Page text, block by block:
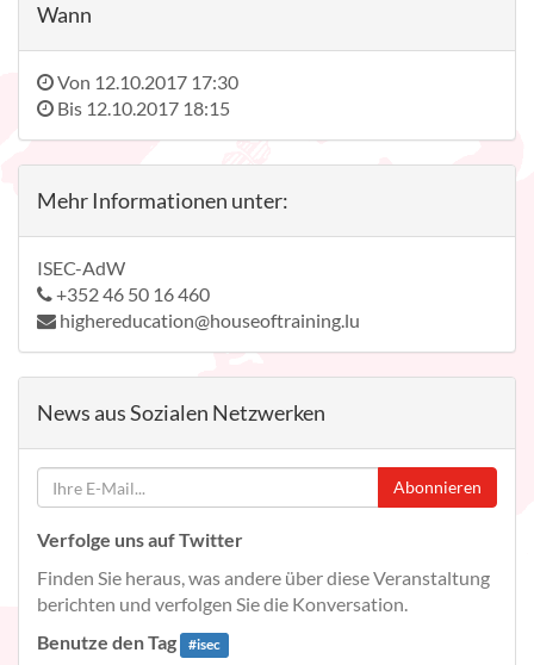
Wann
Von 12.10.2017 17:30
Bis 12.10.2017 18:15
Mehr Informationen unter:
ISEC-AdW
+352 46 50 16 460
highereducation@houseoftraining.lu
News aus Sozialen Netzwerken
Abonnieren
Verfolge uns auf Twitter
Finden Sie heraus, was andere über diese Veranstaltung
berichten und verfolgen Sie die Konversation.
Benutze den Tag
#isec